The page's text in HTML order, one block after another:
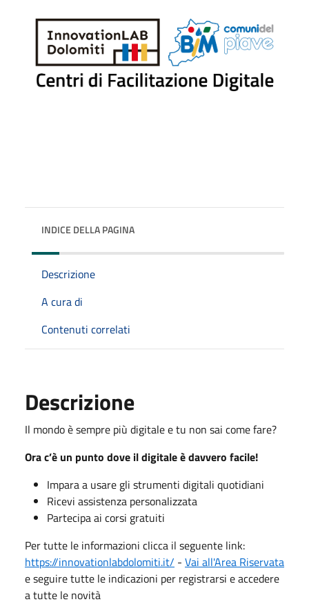
INDICE DELLA PAGINA
Descrizione
A cura di
Contenuti correlati
Descrizione
Il mondo è sempre più digitale e tu non sai come fare?
Ora c’è un punto dove il digitale è davvero facile!
Impara a usare gli strumenti digitali quotidiani
Ricevi assistenza personalizzata
Partecipa ai corsi gratuiti
Per tutte le informazioni clicca il seguente link:
https://innovationlabdolomiti.it/ - Vai all'Area Riservata
e seguire tutte le indicazioni per registrarsi e accedere
a tutte le novità